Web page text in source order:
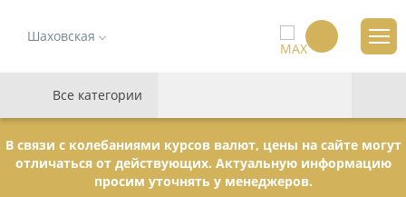
Шаховская
Все категории
В связи с колебаниями курсов валют, цены на сайте могут
отличаться от действующих. Актуальную информацию
просим уточнять у менеджеров.